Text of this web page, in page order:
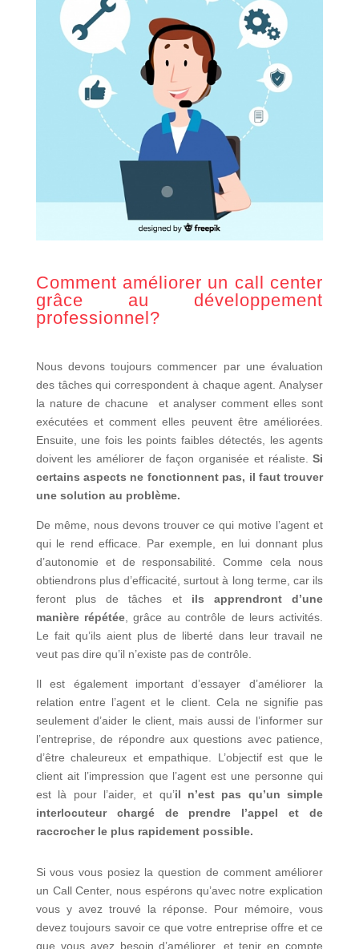
Comment améliorer un call center
grâce au développement
professionnel?
Nous devons toujours commencer par une évaluation
des tâches qui correspondent à chaque agent. Analyser
la nature de chacune et analyser comment elles sont
exécutées et comment elles peuvent être améliorées.
Ensuite, une fois les points faibles détectés, les agents
doivent les améliorer de façon organisée et réaliste.Si
certains aspects ne fonctionnent pas, il faut trouver
une solution au problème.
De même, nous devons trouver ce qui motive l’agent et
qui le rend efficace. Par exemple, en lui donnant plus
d’autonomie et de responsabilité. Comme cela nous
obtiendrons plus d’efficacité, surtout à long terme, car ils
feront plus de tâches et ils apprendront d’une
manière répétée , grâce au contrôle de leurs activités.
Le fait qu’ils aient plus de liberté dans leur travail ne
veut pas dire qu’il n’existe pas de contrôle.
Il est également important d’essayer d’améliorer la
relation entre l’agent et le client. Cela ne signifie pas
seulement d’aider le client, mais aussi de l’informer sur
l’entreprise, de répondre aux questions avec patience,
d’être chaleureux et empathique. L’objectif est que le
client ait l’impression que l’agent est une personne qui
est là pour l’aider, et qu’il n’est pas qu’un simple
interlocuteur chargé de prendre l’appel et de
raccrocher le plus rapidement possible.
Si vous vous posiez la question de comment améliorer
un Call Center, nous espérons qu’avec notre explication
vous y avez trouvé la réponse. Pour mémoire, vous
devez toujours savoir ce que votre entreprise offre et ce
que vous avez besoin d’améliorer, et tenir en compte